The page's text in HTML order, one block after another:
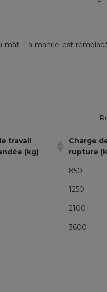
mât. La manille est
travail
(kg)
Charge
rupture
850
1250
2100
3600